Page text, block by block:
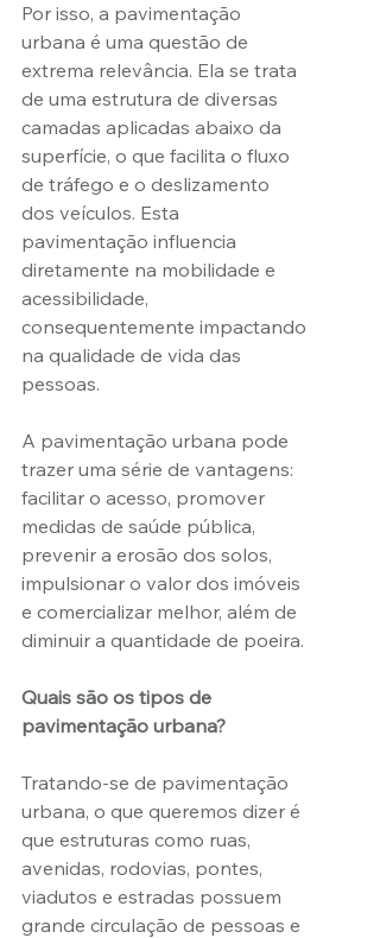
Por isso, a pavimentação
urbana é uma questão de
extrema relevância. Ela se trata
de uma estrutura de diversas
camadas aplicadas abaixo da
superfície, o que facilita o fluxo
de tráfego e o deslizamento
dos veículos. Esta
pavimentação influencia
diretamente na mobilidade e
acessibilidade,
consequentemente impactando
na qualidade de vida das
pessoas.
A pavimentação urbana pode
trazer uma série de vantagens:
facilitar o acesso, promover
medidas de saúde pública,
prevenir a erosão dos solos,
impulsionar o valor dos imóveis
e comercializar melhor, além de
diminuir a quantidade de poeira.
Quais são os tipos de
pavimentação urbana?
Tratando-se de pavimentação
urbana, o que queremos dizer é
que estruturas como ruas,
avenidas, rodovias, pontes,
viadutos e estradas possuem
grande circulação de pessoas e